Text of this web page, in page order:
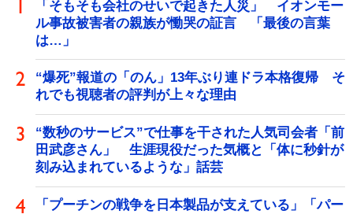
「そもそも会社のせいで起きた人災」 イオンモー
ル事故被害者の親族が慟哭の証言 「最後の言葉
は…」
“爆死”報道の「のん」13年ぶり連ドラ本格復帰 そ
れでも視聴者の評判が上々な理由
“数秒のサービス”で仕事を干された人気司会者「前
田武彦さん」 生涯現役だった気概と「体に秒針が
刻み込まれているような」話芸
「プーチンの戦争を日本製品が支えている」「パー